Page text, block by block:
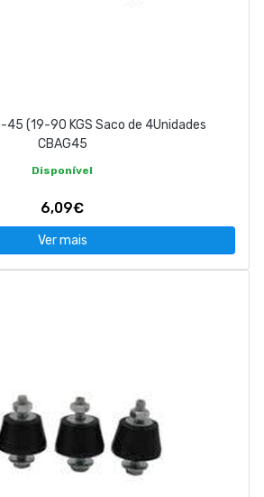
45 (19-90 KGS Saco de 4Unidades
CBAG45
Disponível
6,09€
Ver mais